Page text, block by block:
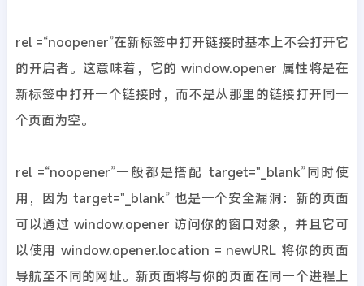
rel =“noopener”在新标签中打开链接时基本上不会打开它
的开启者。这意味着，它的 window.opener 属性将是在
新标签中打开一个链接时，而不是从那里的链接打开同一
个页面为空。
rel =“noopener”一般都是搭配 target="_blank”同时使
用，因为 target="_blank” 也是一个安全漏洞：新的页面
可以通过 window.opener 访问你的窗口对象，并且它可
以使用 window.opener.location = newURL 将你的页面
导航至不同的网址。新页面将与你的页面在同一个进程上